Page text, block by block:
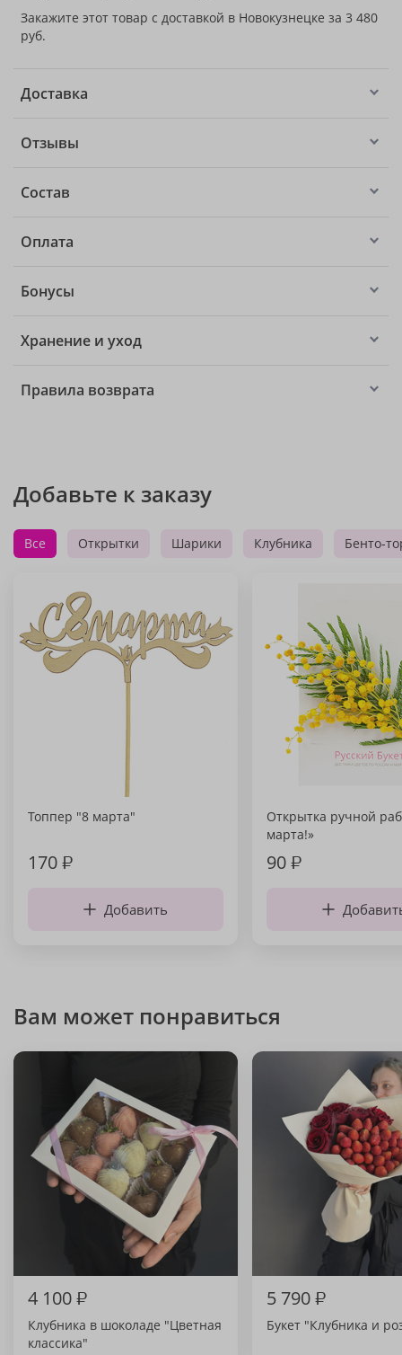
Закажите этот товар с доставкой в Новокузнецке за 3 480
руб.
Доставка
Отзывы
Состав
Оплата
Бонусы
Хранение и уход
Правила возврата
Добавьте к заказу
Все Открытки Шарики Клубника Бенто-
Топпер "8 марта"
170₽
Добавить
Открытка ручной
марта!»
90₽
Вам может понравиться
4 100₽
Клубника в шоколаде "Цветная
классика"
5 790₽
Букет "Клубника и